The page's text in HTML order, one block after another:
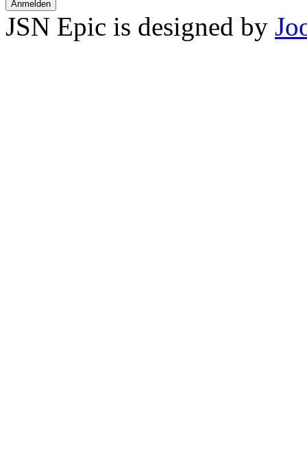
Anmelden
JSN Epic is designed by